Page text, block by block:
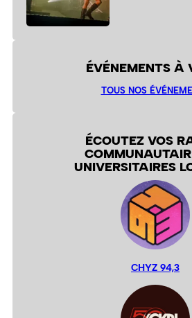
ÉVÉNEMENTS À
TOUS NOS
ÉCOUTEZ VOS
UNIVERSITAIRES
CHYZ 94,3